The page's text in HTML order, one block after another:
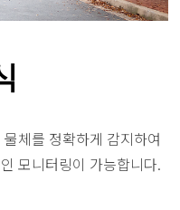
체를 정확하게 감지하여
모니터링이 가능합니다.